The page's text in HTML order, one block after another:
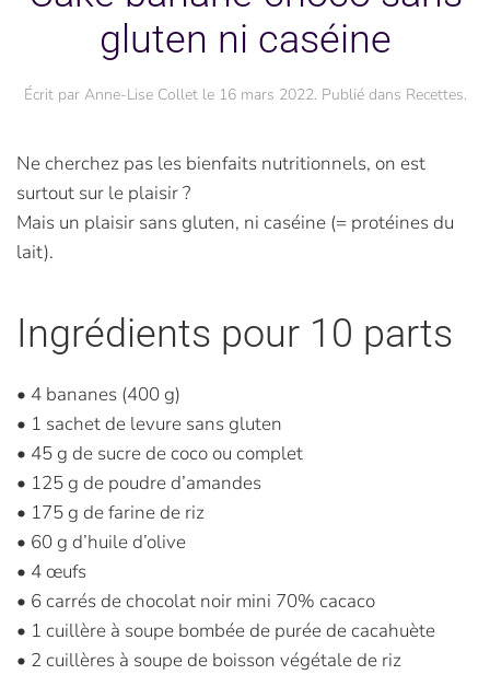
gluten ni caséine
Écrit par Anne-Lise Colletle 16 mars 2022. Publié dans Recettes.
Ne cherchez pas les bienfaits nutritionnels, on est
surtout sur le plaisir ?
Mais un plaisir sans gluten, ni caséine (= protéines du
lait).
Ingrédients pour 10 parts
• 4 bananes (400 g)
• 1 sachet de levure sans gluten
• 45 g de sucre de coco ou complet
• 125 g de poudre d’amandes
• 175 g de farine de riz
• 60 g d’huile d’olive
• 4 œufs
• 6 carrés de chocolat noir mini 70% cacaco
• 1 cuillère à soupe bombée de purée de cacahuète
• 2 cuillères à soupe de boisson végétale de riz